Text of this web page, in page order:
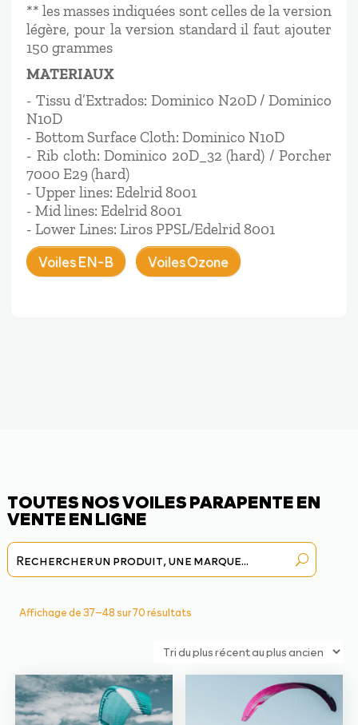
** les masses indiquées sont celles de la version
légère, pour la version standard il faut ajouter
150 grammes
MATERIAUX
- Tissu d’Extrados: Dominico N20D / Dominico
N10D
- Bottom Surface Cloth: Dominico N10D
- Rib cloth: Dominico 20D_32 (hard) / Porcher
7000 E29 (hard)
- Upper lines: Edelrid 8001
- Mid lines: Edelrid 8001
- Lower Lines: Liros PPSL/Edelrid 8001
Voiles EN-B Voiles Ozone
TOUTES NOS VOILES PARAPENTE EN
VENTE EN LIGNE
Affichage de 37–48 sur 70 résultatsTrié
récent